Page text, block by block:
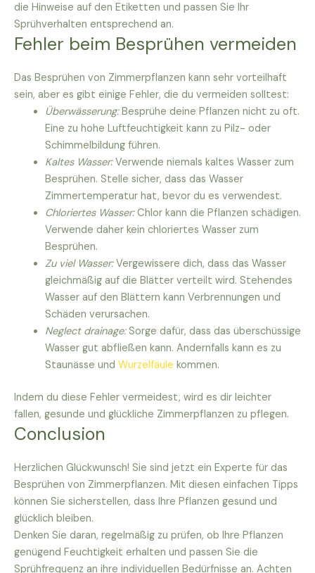
die Hinweise auf den Etiketten und passen Sie Ihr
Sprühverhalten entsprechend an.
Fehler beim Besprühen vermeiden
Das Besprühen von Zimmerpflanzen kann sehr vorteilhaft
sein, aber es gibt einige Fehler, die du vermeiden solltest:
Überwässerung:Besprühe deine Pflanzen nicht zu oft.
Eine zu hohe Luftfeuchtigkeit kann zu Pilz- oder
Schimmelbildung führen.
Kaltes Wasser:Verwende niemals kaltes Wasser zum
Besprühen. Stelle sicher, dass das Wasser
Zimmertemperatur hat, bevor du es verwendest.
Chloriertes Wasser:Chlor kann die Pflanzen schädigen.
Verwende daher kein chloriertes Wasser zum
Besprühen.
Zu viel Wasser:Vergewissere dich, dass das Wasser
gleichmäßig auf die Blätter verteilt wird. Stehendes
Wasser auf den Blättern kann Verbrennungen und
Schäden verursachen.
Neglect drainage:Sorge dafür, dass das überschüssige
Wasser gut abfließen kann. Andernfalls kann es zu
Staunässe und Wurzelfäule kommen.
Indem du diese Fehler vermeidest, wird es dir leichter
fallen, gesunde und glückliche Zimmerpflanzen zu pflegen.
Conclusion
Herzlichen Glückwunsch! Sie sind jetzt ein Experte für das
Besprühen von Zimmerpflanzen. Mit diesen einfachen Tipps
können Sie sicherstellen, dass Ihre Pflanzen gesund und
glücklich bleiben.
Denken Sie daran, regelmäßig zu prüfen, ob Ihre Pflanzen
genügend Feuchtigkeit erhalten und passen Sie die
Sprühfrequenz an ihre individuellen Bedürfnisse an. Achten